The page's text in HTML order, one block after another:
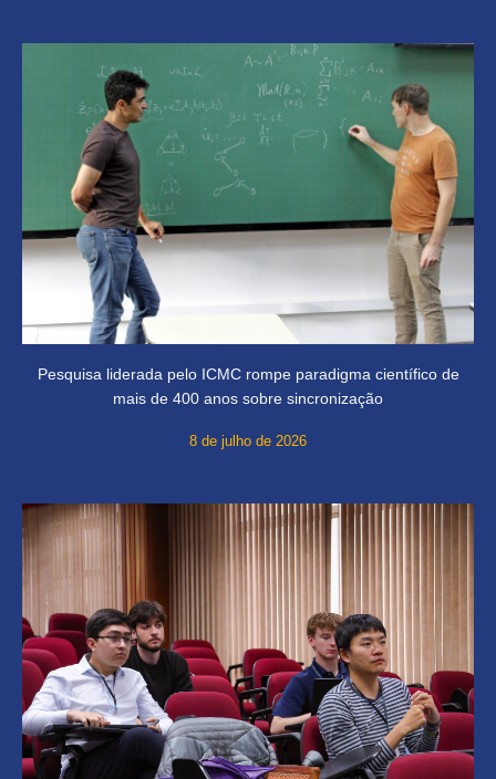
Pesquisa liderada pelo ICMC rompe paradigma científico de
mais de 400 anos sobre sincronização
8 de julho de 2026